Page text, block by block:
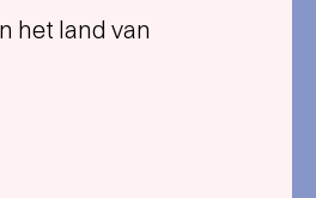
het land van